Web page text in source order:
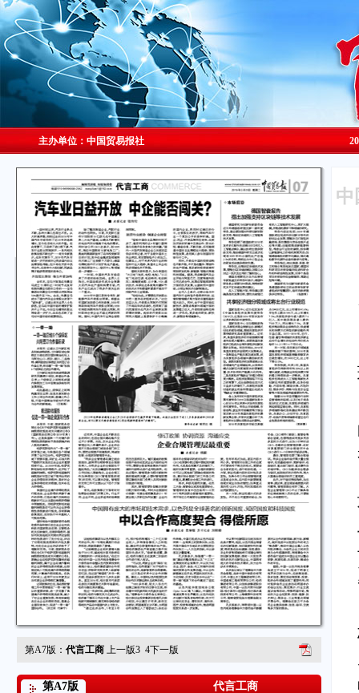
主办单位：中国贸易报社
第A7版： 代言工商 上一版3 4下一版
第A7版 代言工商
中